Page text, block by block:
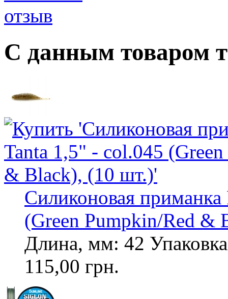
С данным товаром
Силиконовая
(Green Pumpkin/Red &
Длина, мм: 42
115,00 грн.